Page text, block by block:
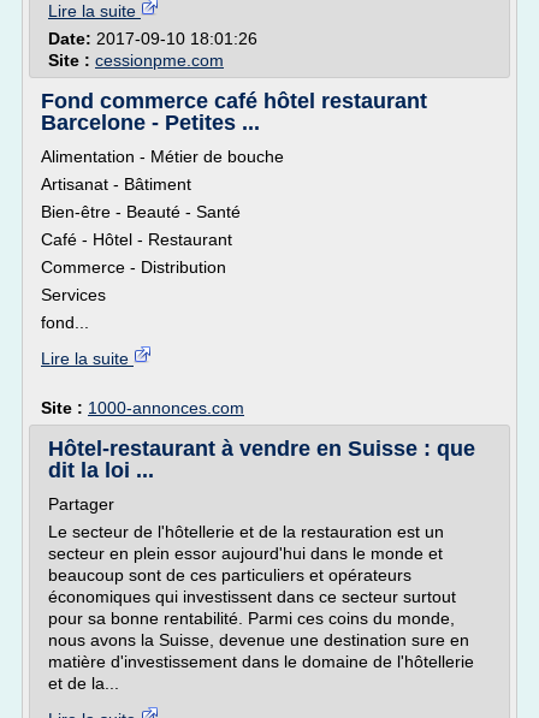
Lire la suite
Date: 2017-09-10 18:01:26
Site : cessionpme.com
Fond commerce café hôtel restaurant
Barcelone - Petites ...
Alimentation - Métier de bouche
Artisanat - Bâtiment
Bien-être - Beauté - Santé
Café - Hôtel - Restaurant
Commerce - Distribution
Services
fond...
Lire la suite
Site : 1000-annonces.com
Hôtel-restaurant à vendre en Suisse : que
dit la loi ...
Partager
Le secteur de l'hôtellerie et de la restauration est un
secteur en plein essor aujourd'hui dans le monde et
beaucoup sont de ces particuliers et opérateurs
économiques qui investissent dans ce secteur surtout
pour sa bonne rentabilité. Parmi ces coins du monde,
nous avons la Suisse, devenue une destination sure en
matière d'investissement dans le domaine de l'hôtellerie
et de la...